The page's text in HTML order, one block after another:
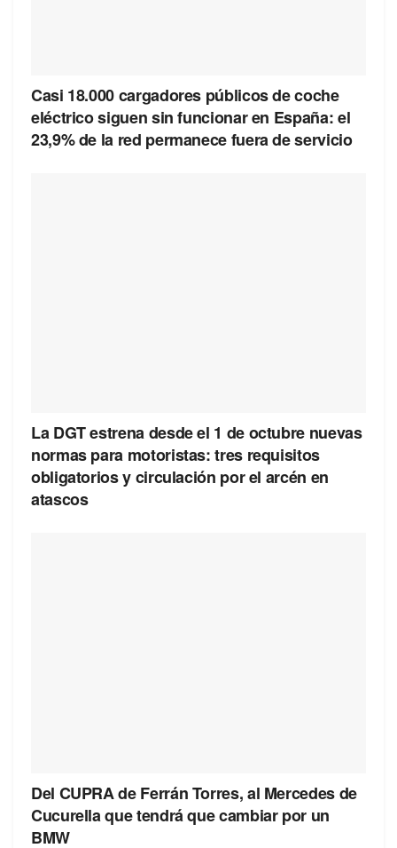
Casi 18.000 cargadores públicos de coche
eléctrico siguen sin funcionar en España: el
23,9% de la red permanece fuera de servicio
La DGT estrena desde el 1 de octubre nuevas
normas para motoristas: tres requisitos
obligatorios y circulación por el arcén en
atascos
Del CUPRA de Ferrán Torres, al Mercedes de
Cucurella que tendrá que cambiar por un
BMW